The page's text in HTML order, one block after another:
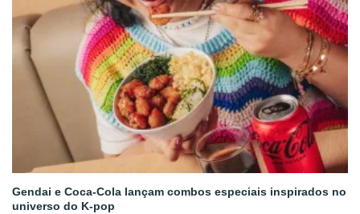
Gendai e Coca-Cola lançam combos especiais inspirados no
universo do K-pop